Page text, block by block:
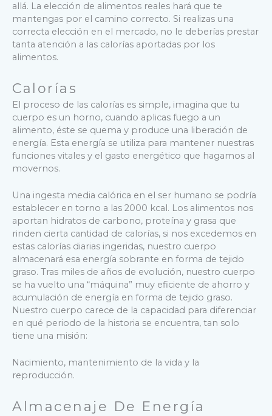
allá. La elección de alimentos reales hará que te
mantengas por el camino correcto. Si realizas una
correcta elección en el mercado, no le deberías prestar
tanta atención a las calorías aportadas por los
alimentos.
Calorías
El proceso de las calorías es simple, imagina que tu
cuerpo es un horno, cuando aplicas fuego a un
alimento, éste se quema y produce una liberación de
energía. Esta energía se utiliza para mantener nuestras
funciones vitales y el gasto energético que hagamos al
movernos.
Una ingesta media calórica en el ser humano se podría
establecer en torno a las 2000 kcal. Los alimentos nos
aportan hidratos de carbono, proteína y grasa que
rinden cierta cantidad de calorías, si nos excedemos en
estas calorías diarias ingeridas, nuestro cuerpo
almacenará esa energía sobrante en forma de tejido
graso. Tras miles de años de evolución, nuestro cuerpo
se ha vuelto una “máquina” muy eficiente de ahorro y
acumulación de energía en forma de tejido graso.
Nuestro cuerpo carece de la capacidad para diferenciar
en qué periodo de la historia se encuentra, tan solo
tiene una misión:
Nacimiento, mantenimiento de la vida y la
reproducción.
Almacenaje De Energía